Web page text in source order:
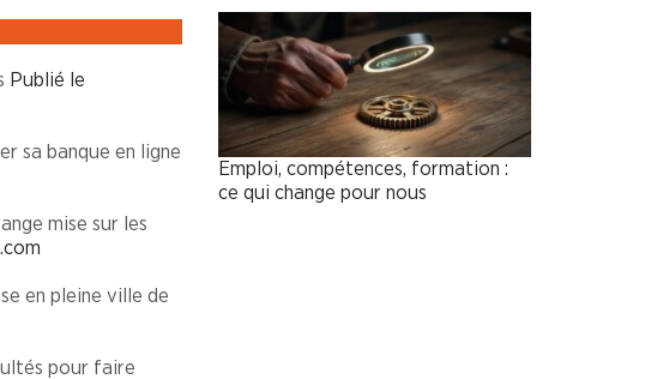
Publié le
sa banque en ligne
mise sur les
en pleine ville de
pour faire
Emploi, compétences, formation :
ce qui change pour nous